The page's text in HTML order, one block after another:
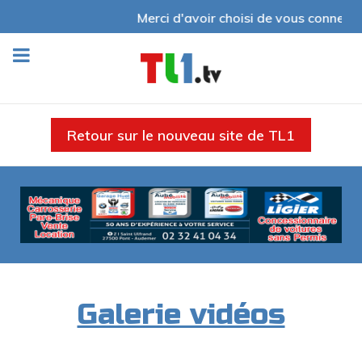
Merci d'avoir choisi de vous
Retour sur le nouveau site de TL1
Galerie vidéos